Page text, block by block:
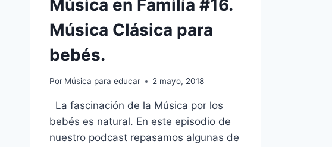
Música en Familia #16.
Música Clásica para
bebés.
Por Música para educar 2 mayo, 2018
La fascinación de la Música por los
bebés es natural. En este episodio de
nuestro podcast repasamos algunas de